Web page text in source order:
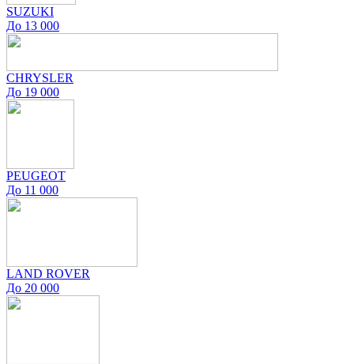
SUZUKI
До 13 000
CHRYSLER
До 19 000
PEUGEOT
До 11 000
LAND ROVER
До 20 000